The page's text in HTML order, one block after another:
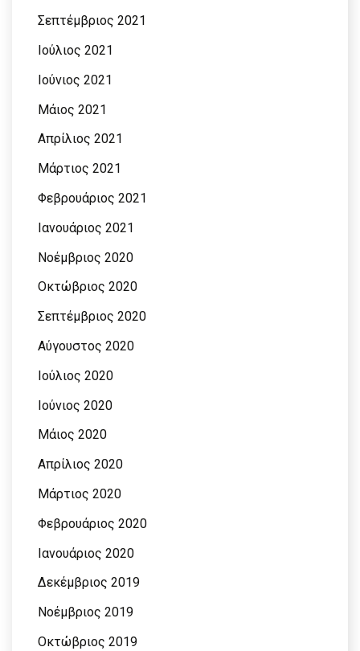
Σεπτέμβριος 2021
Ιούλιος 2021
Ιούνιος 2021
Μάιος 2021
Απρίλιος 2021
Μάρτιος 2021
Φεβρουάριος 2021
Ιανουάριος 2021
Νοέμβριος 2020
Οκτώβριος 2020
Σεπτέμβριος 2020
Αύγουστος 2020
Ιούλιος 2020
Ιούνιος 2020
Μάιος 2020
Απρίλιος 2020
Μάρτιος 2020
Φεβρουάριος 2020
Ιανουάριος 2020
Δεκέμβριος 2019
Νοέμβριος 2019
Οκτώβριος 2019